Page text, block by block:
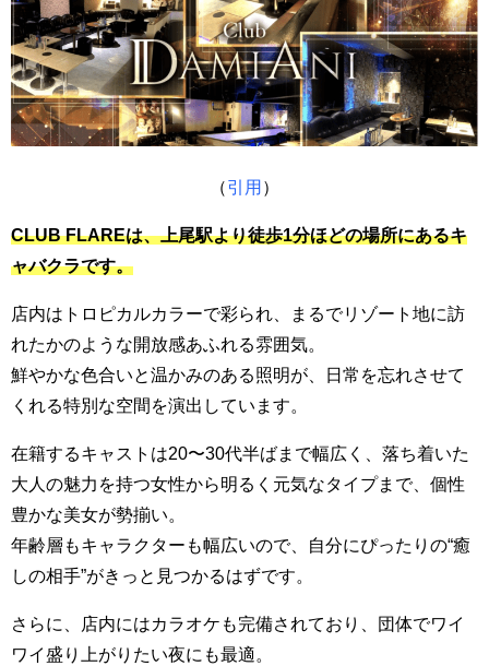
（引用 ）
CLUB FLAREは、上尾駅より徒歩1分ほどの場所にあるキ
ャバクラです。
店内はトロピカルカラーで彩られ、まるでリゾート地に訪
れたかのような開放感あふれる雰囲気。
鮮やかな色合いと温かみのある照明が、日常を忘れさせて
くれる特別な空間を演出しています。
在籍するキャストは20〜30代半ばまで幅広く、落ち着いた
大人の魅力を持つ女性から明るく元気なタイプまで、個性
豊かな美女が勢揃い。
年齢層もキャラクターも幅広いので、自分にぴったりの“癒
しの相手”がきっと見つかるはずです。
さらに、店内にはカラオケも完備されており、団体でワイ
ワイ盛り上がりたい夜にも最適。